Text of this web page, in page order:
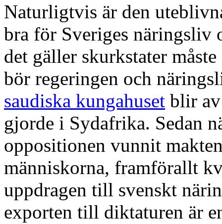
Naturligtvis är den
bra för Sveriges näringsliv
det gäller skurkstater
bör regeringen och
saudiska kungahuset blir av
gjorde i Sydafrika. Sedan
oppositionen vunnit
människorna, framförallt
uppdragen till svenskt
exporten till diktaturen är